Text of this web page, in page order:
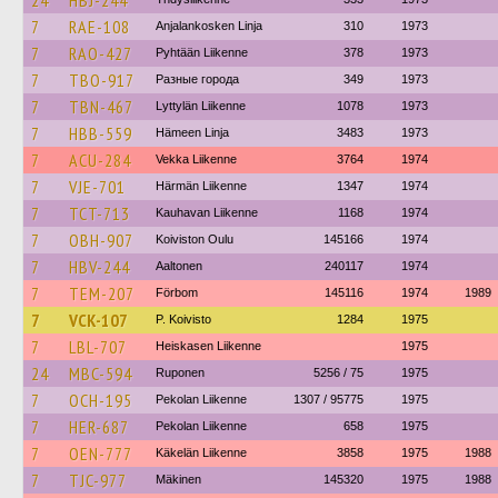
7 RAE-108 Anjalankosken Linja 310 1973
7 RAO-427 Pyhtään Liikenne 378 1973
7 TBO-917 Разные города 349 1973
7 TBN-467 Lyttylän Liikenne 1078 1973
7 HBB-559 Hämeen Linja 3483 1973
7 ACU-284 Vekka Liikenne 3764 1974
7 VJE-701 Härmän Liikenne 1347 1974
7 TCT-713 Kauhavan Liikenne 1168 1974
7 OBH-907 Koiviston Oulu 145166 1974
7 HBV-244 Aaltonen 240117 1974
7 TEM-207 Förbom 145116 1974 1989
7 VCK-107 P. Koivisto 1284 1975
7 LBL-707 Heiskasen Liikenne 1975
24 MBC-594 Ruponen 5256 / 75 1975
7 OCH-195 Pekolan Liikenne 1307 / 95775 1975
7 HER-687 Pekolan Liikenne 658 1975
7 OEN-777 Käkelän Liikenne 3858 1975 1988
7 TJC-977 Mäkinen 145320 1975 1988